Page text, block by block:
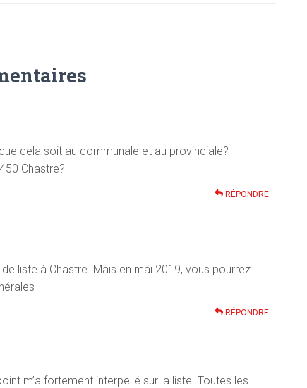
cela soit au communale et au provinciale?
Chastre?
RÉPONDRE
liste à Chastre. Mais en mai 2019, vous pourrez
RÉPONDRE
m’a fortement interpellé sur la liste. Toutes les